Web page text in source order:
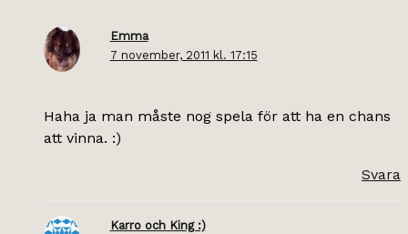
Emma
7 november, 2011 kl. 17:15
Haha ja man måste nog spela för att ha en chans
att vinna. :)
Svara
Karro och King :)